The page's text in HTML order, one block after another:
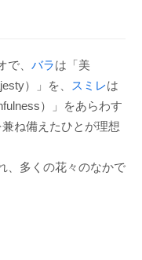
、 バラは「美
）」を、
スミレは
）」をあらわす
ね備えたひとが理想
、多くの花々のなかで